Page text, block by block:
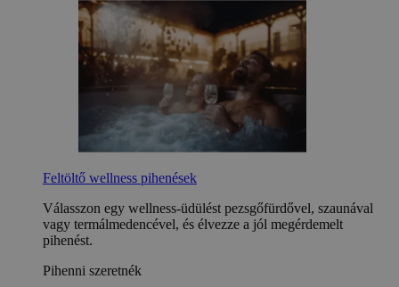
Feltöltő wellness pihenések
Válasszon egy wellness-üdülést pezsgőfürdővel, szaunával
vagy termálmedencével, és élvezze a jól megérdemelt
pihenést.
Pihenni szeretnék